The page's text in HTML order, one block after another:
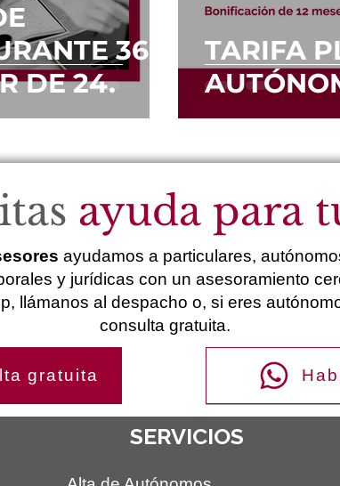
36
DE 24.
TARIFA
ayuda para
ayudamos a particulares,
y jurídicas con un asesoramiento
llámanos al despacho o, si eres
consulta gratuita.
gratuita
SERVICIOS